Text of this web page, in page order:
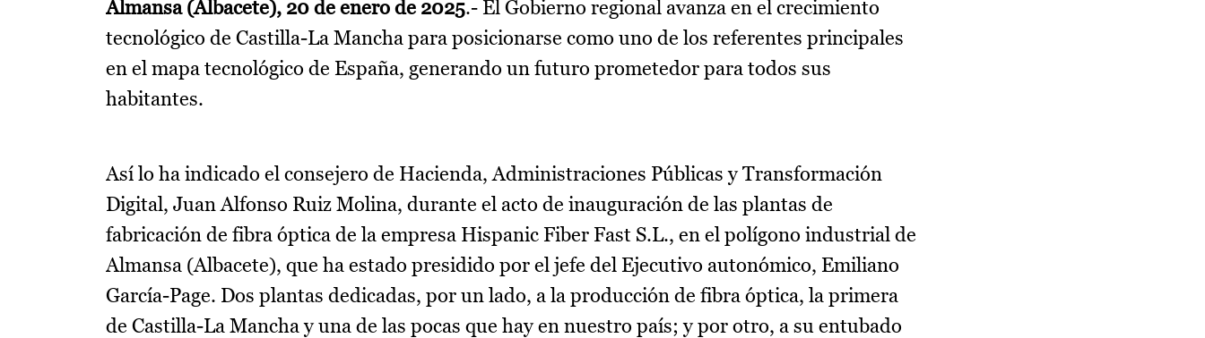
Almansa (Albacete), 20 de enero de 2025.- El Gobierno regional avanza en el crecimiento
tecnológico de Castilla-La Mancha para posicionarse como uno de los referentes principales
en el mapa tecnológico de España, generando un futuro prometedor para todos sus
habitantes.
Así lo ha indicado el consejero de Hacienda, Administraciones Públicas y Transformación
Digital, Juan Alfonso Ruiz Molina, durante el acto de inauguración de las plantas de
fabricación de fibra óptica de la empresa Hispanic Fiber Fast S.L., en el polígono industrial de
Almansa (Albacete), que ha estado presidido por el jefe del Ejecutivo autonómico, Emiliano
García-Page. Dos plantas dedicadas, por un lado, a la producción de fibra óptica, la primera
de Castilla-La Mancha y una de las pocas que hay en nuestro país; y por otro, a su entubado